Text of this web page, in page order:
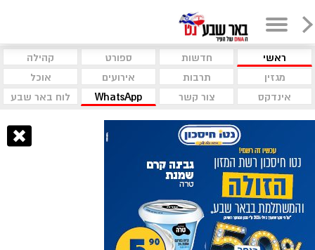
ראשי חדשות ספורט
קהילה
מגזין
תרבות אירועים
אוכל
אינדקס
צור קשר WhatsApp לוח באר שבע